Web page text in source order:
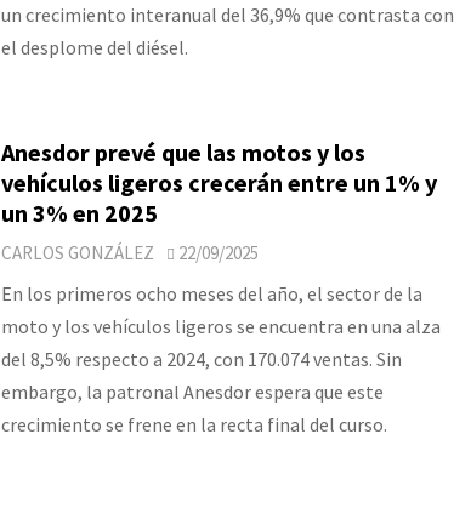
un crecimiento interanual del 36,9% que contrasta con
el desplome del diésel.
Anesdor prevé que las motos y los
vehículos ligeros crecerán entre un 1% y
un 3% en 2025
CARLOS GONZÁLEZ 22/09/2025
En los primeros ocho meses del año, el sector de la
moto y los vehículos ligeros se encuentra en una alza
del 8,5% respecto a 2024, con 170.074 ventas. Sin
embargo, la patronal Anesdor espera que este
crecimiento se frene en la recta final del curso.